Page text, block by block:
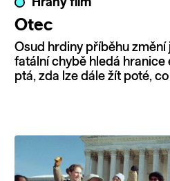
Hraný film
Otec
Osud hrdiny příběhu změní
fatální chybě hledá hranice
ptá, zda lze dále žít poté,